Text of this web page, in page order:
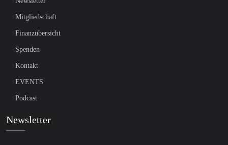
Mitgliedschaft
Finanzübersicht
Spenden
Kontakt
EVENTS
Podcast
Newsletter